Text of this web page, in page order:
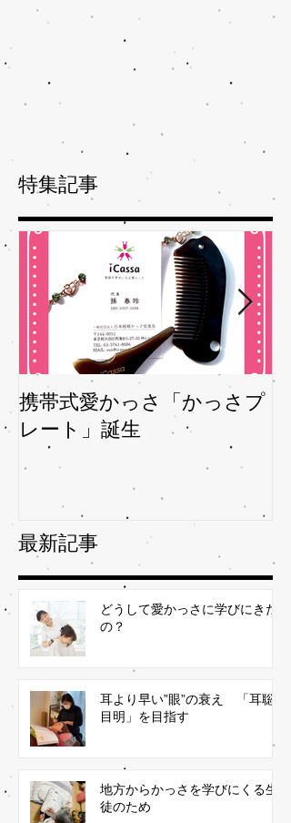
特集記事
携帯式愛かっさ「かっさプ
レート」誕生
最新記事
どうして愛かっさに学びにきた
の？
耳より早い”眼”の衰え 「耳聡
目明」を目指す
地方からかっさを学びにくる生
徒のため